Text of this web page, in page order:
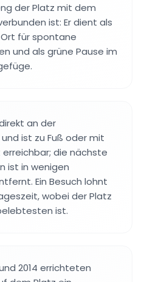
der Platz mit dem
ist: Er dient als
für spontane
und als grüne Pause im
an der
ist zu Fuß oder mit
die nächste
ist in wenigen
Ein Besuch lohnt
wobei der Platz
ist.
2014 errichteten